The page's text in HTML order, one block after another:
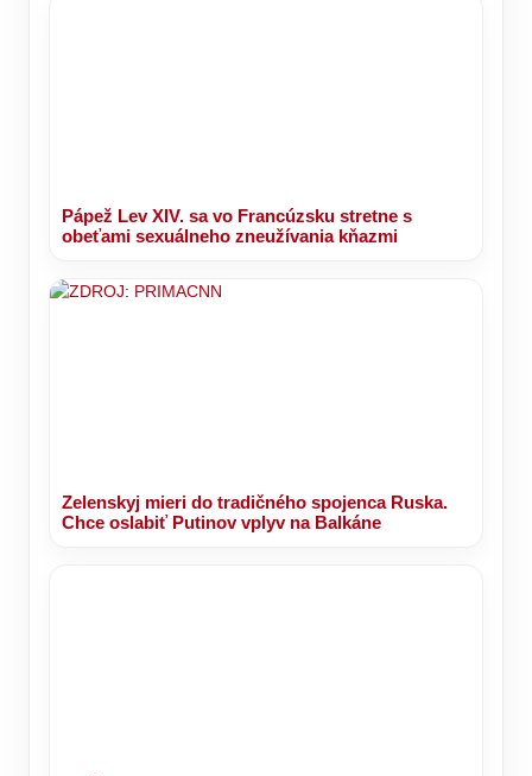
Pápež Lev XIV. sa vo Francúzsku stretne s
obeťami sexuálneho zneužívania kňazmi
Zelenskyj mieri do tradičného spojenca Ruska.
Chce oslabiť Putinov vplyv na Balkáne